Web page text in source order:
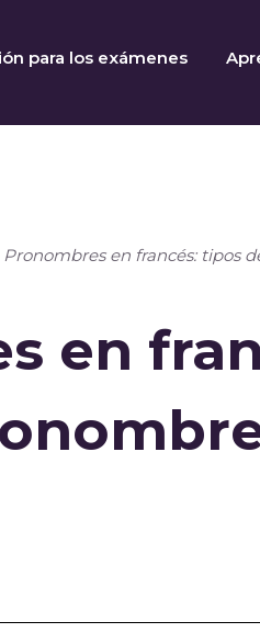
para los exámenes
Pronombres en francés: tipos
en